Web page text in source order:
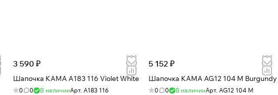
3 590 ₽
Шапочка КАМА A183 116 Violet White
0 0 В наличииАрт. A183 116
5 152 ₽
Шапочка КАМА AG12 104 M Burgundy
0 0 В наличииАрт. AG12 104 M